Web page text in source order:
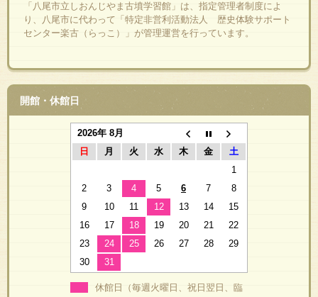
「八尾市立しおんじやま古墳学習館」は、指定管理者制度によ
り、八尾市に代わって「特定非営利活動法人 歴史体験サポート
センター楽古（らっこ）」が管理運営を行っています。
開館・休館日
2026年 8月
日
月 火 水 木 金
土
1
2
3 4 5 6 7
8
9
10 11 12 13 14
15
16
17 18 19 20 21
22
23
24 25 26 27 28
29
30
31
休館日（毎週火曜日、祝日翌日、臨